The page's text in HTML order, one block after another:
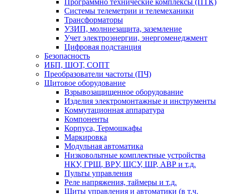
Программно технические комплексы (ПТК)
Системы телеметрии и телемеханики
Трансформаторы
УЗИП, молниезащита, заземление
Учет электроэнергии, энергоменеджмент
Цифровая подстанция
Безопасность
ИБП, ШОТ, СОПТ
Преобразователи частоты (ПЧ)
Щитовое оборудование
Взрывозащищенное оборудование
Изделия электромонтажные и инструменты
Коммутационная аппаратура
Компоненты
Корпуса, Термошкафы
Маркировка
Модульная автоматика
Низковольтные комплектные устройства
НКУ, ГРЩ, ВРУ, ЩСУ, ШР, АВР и т.д.
Пульты управления
Реле напряжения, таймеры и т.д.
Щиты управления и автоматики (в т.ч.